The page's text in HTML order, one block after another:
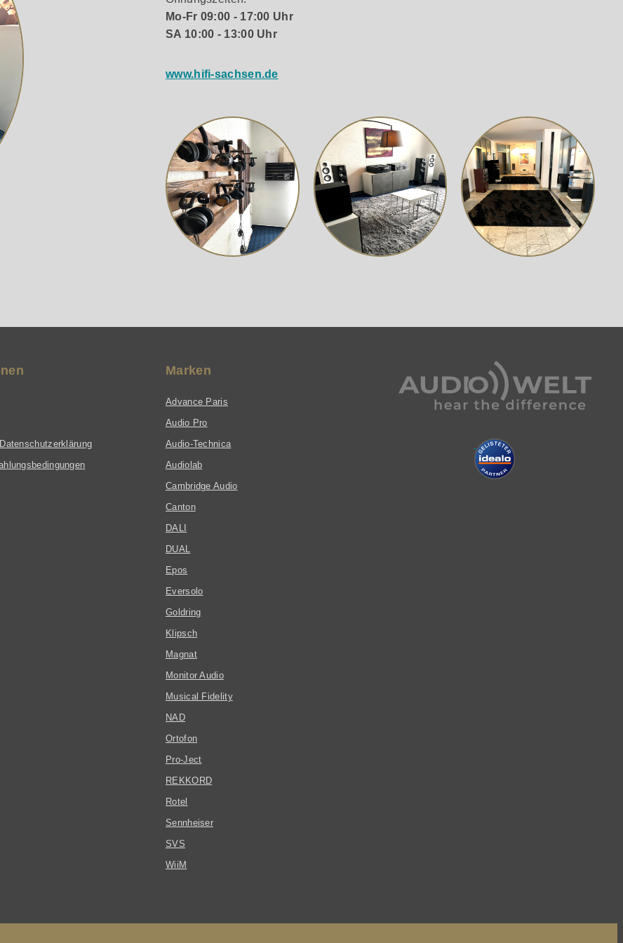
bilden die horizontalen Tonarmlager Ein RCA/Cinch-Buchsen-Terminal macht den Anschluss individueller
RCA-E (Länge ca. 123cm) beiliegend
Vorverstärker
Mo-Fr 09:00 - 17:00 Uhr
SA 10:00 - 13:00 Uhr
www.hifi-sachsen.de
Marken
Advance Paris
Audio Pro
Audio-Technica
Audiolab
Cambridge Audio
Canton
DALI
DUAL
Epos
Eversolo
Goldring
Klipsch
Magnat
Monitor Audio
Musical Fidelity
NAD
Ortofon
Pro-Ject
REKKORD
Rotel
Sennheiser
SVS
WiiM